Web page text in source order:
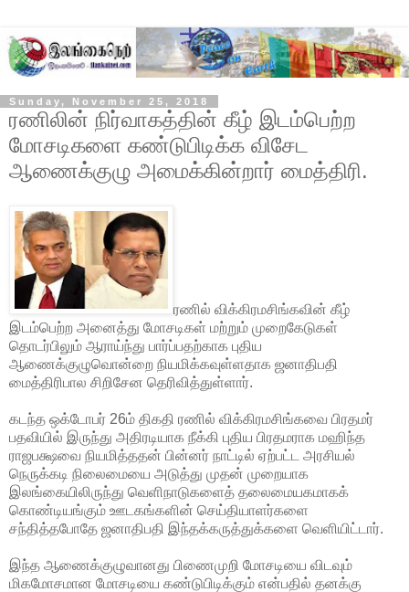
Sunday, November 25, 2018
ரணிலின் நிர்வாகத்தின் கீழ் இடம்பெற்ற
மோசடிகளை கண்டுபிடிக்க விசேட
ஆணைக்குழு அமைக்கின்றார் மைத்திரி.
ரணில் விக்கிரமசிங்கவின் கீழ்
இடம்பெற்ற அனைத்து மோசடிகள் மற்றும் முறைகேடுகள்
தொடர்பிலும் ஆராய்ந்து பார்ப்பதற்காக புதிய
ஆணைக்குழுவொன்றை நியமிக்கவுள்ளதாக ஜனாதிபதி
மைத்திரிபால சிறிசேன தெரிவித்துள்ளார்.
கடந்த ஒக்டோபர் 26ம் திகதி ரணில் விக்கிரமசிங்கவை பிரதமர்
பதவியில் இருந்து அதிரடியாக நீக்கி புதிய பிரதமராக மஹிந்த
ராஜபக்ஷவை நியமித்ததன் பின்னர் நாட்டில் ஏற்பட்ட அரசியல்
நெருக்கடி நிலைமையை அடுத்து முதன் முறையாக
இலங்கையிலிருந்து வெளிநாடுகளைத் தலைமையகமாகக்
கொண்டியங்கும் ஊடகங்களின் செய்தியாளர்களை
சந்தித்தபோதே ஜனாதிபதி இந்தக்கருத்துக்களை வெளியிட்டார்.
இந்த ஆணைக்குழுவானது பிணைமுறி மோசடியை விடவும்
மிகமோசமான மோசடியை கண்டுபிடிக்கும் என்பதில் தனக்கு